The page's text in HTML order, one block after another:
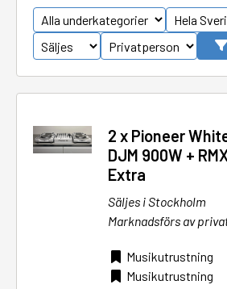
2 x Pioneer
DJM 900W +
Extra
Säljes i Stockholm
Marknadsförs av
Musikutrustning
Musikutrustning